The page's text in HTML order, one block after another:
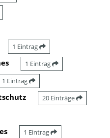
1 Eintrag
1 Eintrag
1 Eintrag
20 Einträge
1 Eintrag